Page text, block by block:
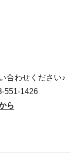
合わせください♪
551-1426
ら